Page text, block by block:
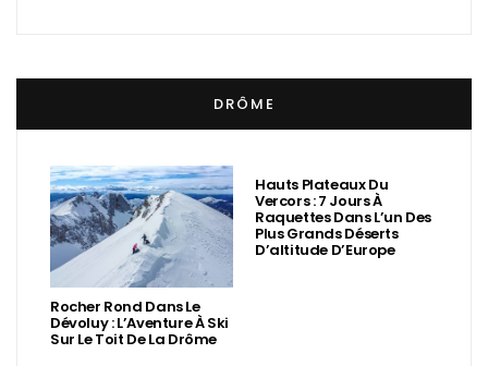
DRÔME
Rocher Rond Dans Le
Dévoluy : L’Aventure À Ski
Sur Le Toit De La Drôme
Hauts Plateaux Du
Vercors : 7 Jours À
Raquettes Dans L’un Des
Plus Grands Déserts
D’altitude D’Europe